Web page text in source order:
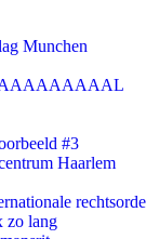
Munchen
#3
Haarlem
rechtsorde
zo lang